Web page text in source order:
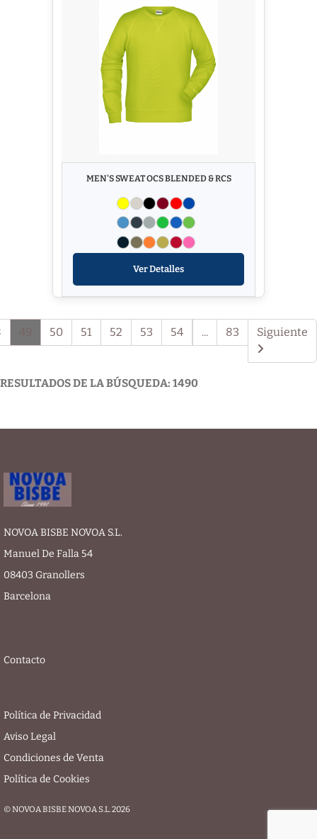
MEN'S SWEAT OCS BLENDED & RCS
Ver Detalles
50 51 52 53 54 ... 83 Siguiente
RESULTADOS DE LA BÚSQUEDA: 1490
NOVOA BISBE NOVOA S.L.
Manuel De Falla 54
08403 Granollers
Barcelona
Contacto
Política de Privacidad
Aviso Legal
Condiciones de Venta
Política de Cookies
© NOVOA BISBE NOVOA S.L. 2026